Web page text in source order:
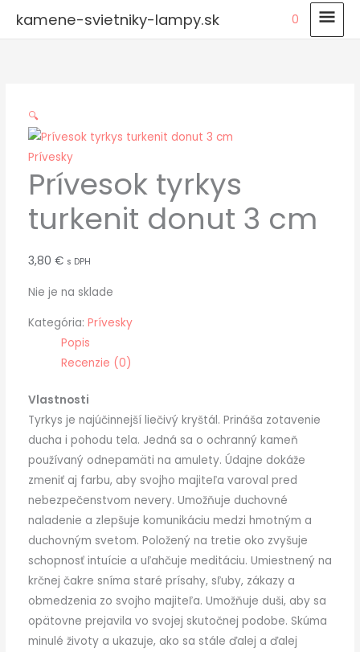
kamene-svietniky-lampy.sk 0
🔍
Prívesky
Prívesok tyrkys
turkenit donut 3 cm
3,80 € s DPH
Nie je na sklade
Kategória: Prívesky
Popis
Recenzie (0)
Vlastnosti
Tyrkys je najúčinnejší liečivý kryštál. Prináša zotavenie
ducha i pohodu tela. Jedná sa o ochranný kameň
používaný odnepamäti na amulety. Údajne dokáže
zmeniť aj farbu, aby svojho majiteľa varoval pred
nebezpečenstvom nevery. Umožňuje duchovné
naladenie a zlepšuje komunikáciu medzi hmotným a
duchovným svetom. Položený na tretie oko zvyšuje
schopnosť intuície a uľahčuje meditáciu. Umiestnený na
krčnej čakre sníma staré prísahy, sľuby, zákazy a
obmedzenia zo svojho majiteľa. Umožňuje duši, aby sa
opätovne prejavila vo svojej skutočnej podobe. Skúma
minulé životy a ukazuje, ako sa stále ďalej a ďalej